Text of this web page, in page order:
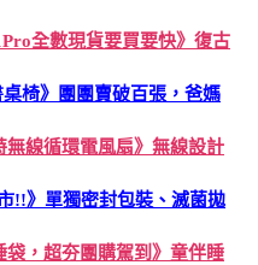
全數現貨要買要快》復古
桌椅》團團賣破百張，爸媽
無線循環電風扇》無線設計
!!》單獨密封包裝、滅菌拋
袋，超夯團購駕到》童伴睡